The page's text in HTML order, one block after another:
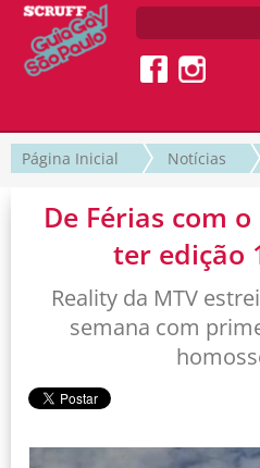
Página Inicial Notícias
De Férias com
ter edição
Reality da MTV
semana com